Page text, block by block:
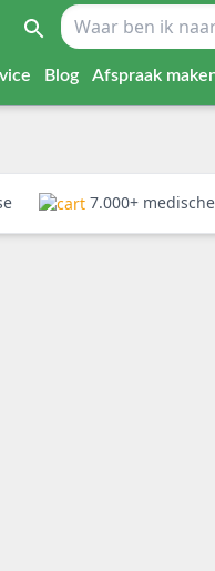
Blog Afspraak
7.000+